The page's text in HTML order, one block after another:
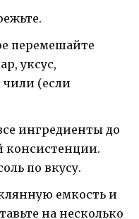
перемешайте
уксус,
(если
ингредиенты до
консистенции.
по вкусу.
емкость и
на несколько